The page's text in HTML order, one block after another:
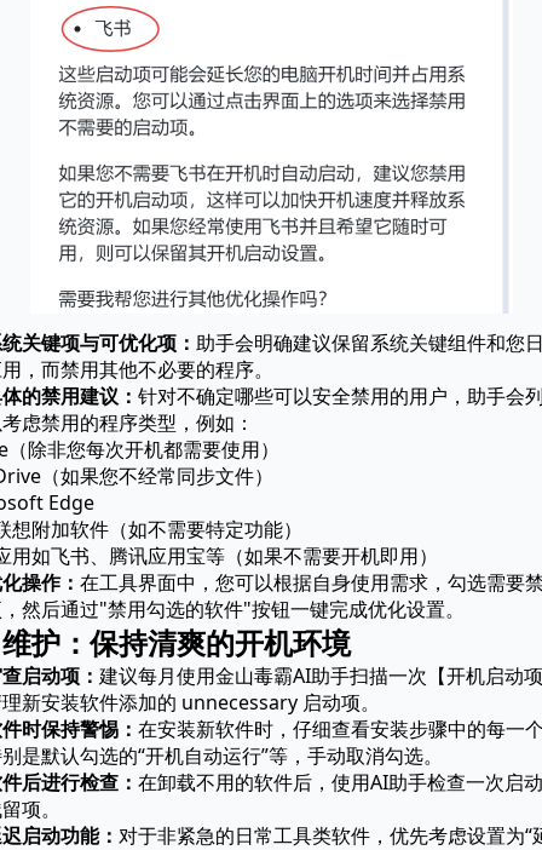
关键项与可优化项： 助手会明确建议保留系统关键组件和您
，而禁用其他不必要的程序。
的禁用建议： 针对不确定哪些可以安全禁用的用户，助手会
虑禁用的程序类型，例如：
除非您每次开机都需要使用）
（如果您不经常同步文件）
Edge
附加软件（如不需要特定功能）
如飞书、腾讯应用宝等（如果不需要开机即用）
操作： 在工具界面中，您可以根据自身使用需求，勾选需要
然后通过"禁用勾选的软件"按钮一键完成优化设置。
护：保持清爽的开机环境
启动项： 建议每月使用金山毒霸AI助手扫描一次【开机启动
新安装软件添加的 unnecessary 启动项。
时保持警惕： 在安装新软件时，仔细查看安装步骤中的每一
是默认勾选的“开机自动运行”等，手动取消勾选。
后进行检查： 在卸载不用的软件后，使用AI助手检查一次启
项。
启动功能： 对于非紧急的日常工具类软件，优先考虑设置为“